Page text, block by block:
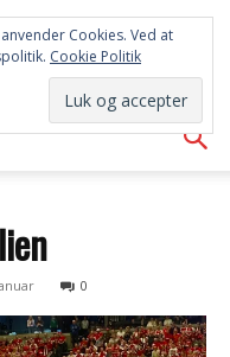
0
Cookies. Ved at
Cookie Politik